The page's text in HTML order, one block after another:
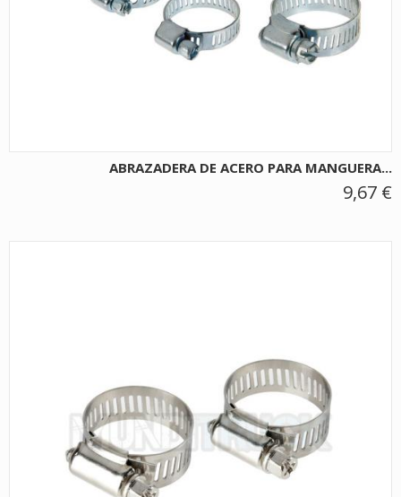
ABRAZADERA DE ACERO PARA MANGUERA...
9,67 €